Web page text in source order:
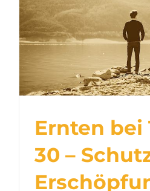
Ernten bei
30 –